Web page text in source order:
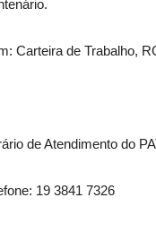
Carteira de Trabalho,
de Atendimento do
19 3841 7326